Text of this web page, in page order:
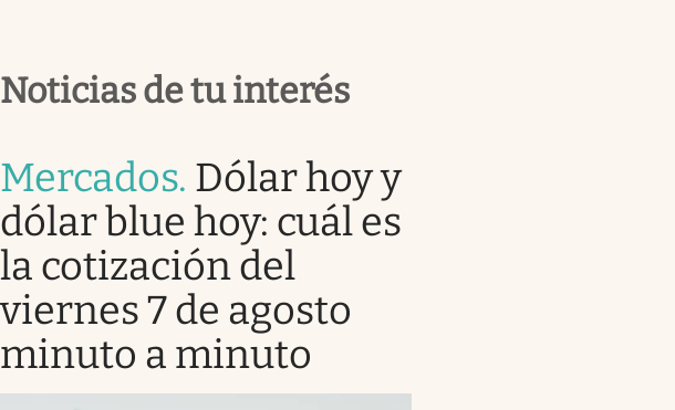
Noticias de tu interés
Mercados. Dólar hoy y
dólar blue hoy: cuál es
la cotización del
viernes 7 de agosto
minuto a minuto